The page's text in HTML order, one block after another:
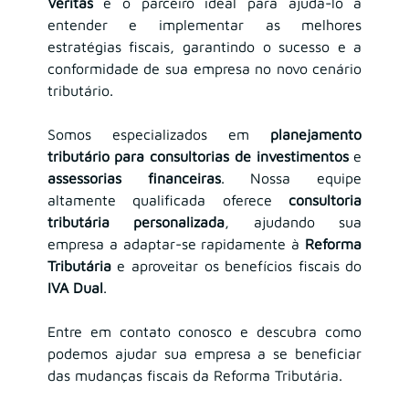
entender e implementar as melhores
estratégias fiscais, garantindo o sucesso e a
conformidade de sua empresa no novo cenário
tributário.
Somos especializados em planejamento
tributário para consultorias de investimentos
assessorias financeiras. Nossa equipe
altamente qualificada oferece consultoria
tributária personalizada, ajudando sua
empresa a adaptar-se rapidamente à Reforma
Tributária
IVA Dual.
Entre em contato conosco e descubra como
podemos ajudar sua empresa a se beneficiar
das mudanças fiscais da Reforma Tributária.